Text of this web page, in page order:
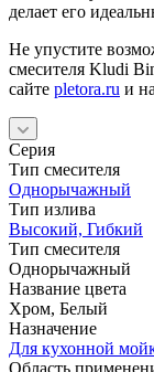
делает его
Не упустите
смесителя Kludi
сайте pletora.ru и
Серия
Тип смесителя
Однорычажный
Тип излива
Высокий, Гибкий
Тип смесителя
Однорычажный
Название цвета
Хром, Белый
Назначение
Для кухонной
Область